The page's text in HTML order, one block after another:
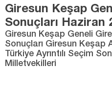
Giresun Keşap
Sonuçları Haziran
Giresun Keşap Geneli
Sonuçları Giresun Keşap
Türkiye Ayrıntılı Seçim
Milletvekilleri